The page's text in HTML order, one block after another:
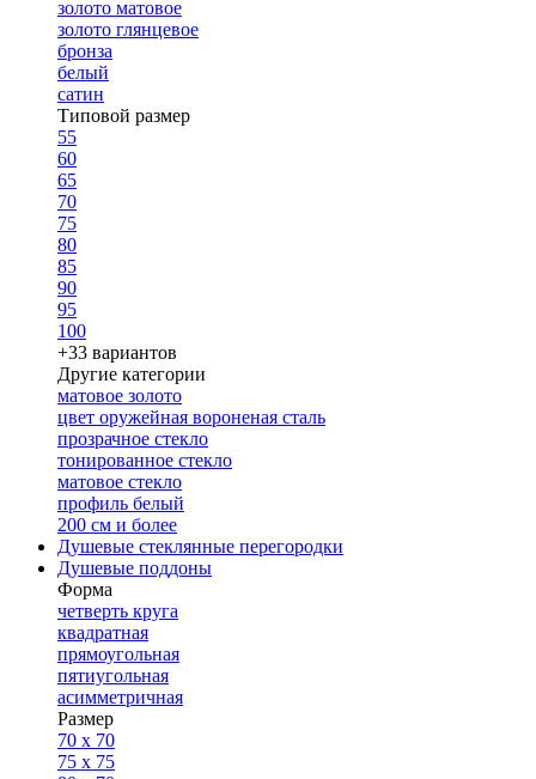
золото матовое
золото глянцевое
бронза
белый
сатин
Типовой размер
55
60
65
70
75
80
85
90
95
100
+33 вариантов
Другие категории
матовое золото
цвет оружейная вороненая сталь
прозрачное стекло
тонированное стекло
матовое стекло
профиль белый
200 см и более
Душевые стеклянные перегородки
Душевые поддоны
Форма
четверть круга
квадратная
прямоугольная
пятиугольная
асимметричная
Размер
70 x 70
75 x 75